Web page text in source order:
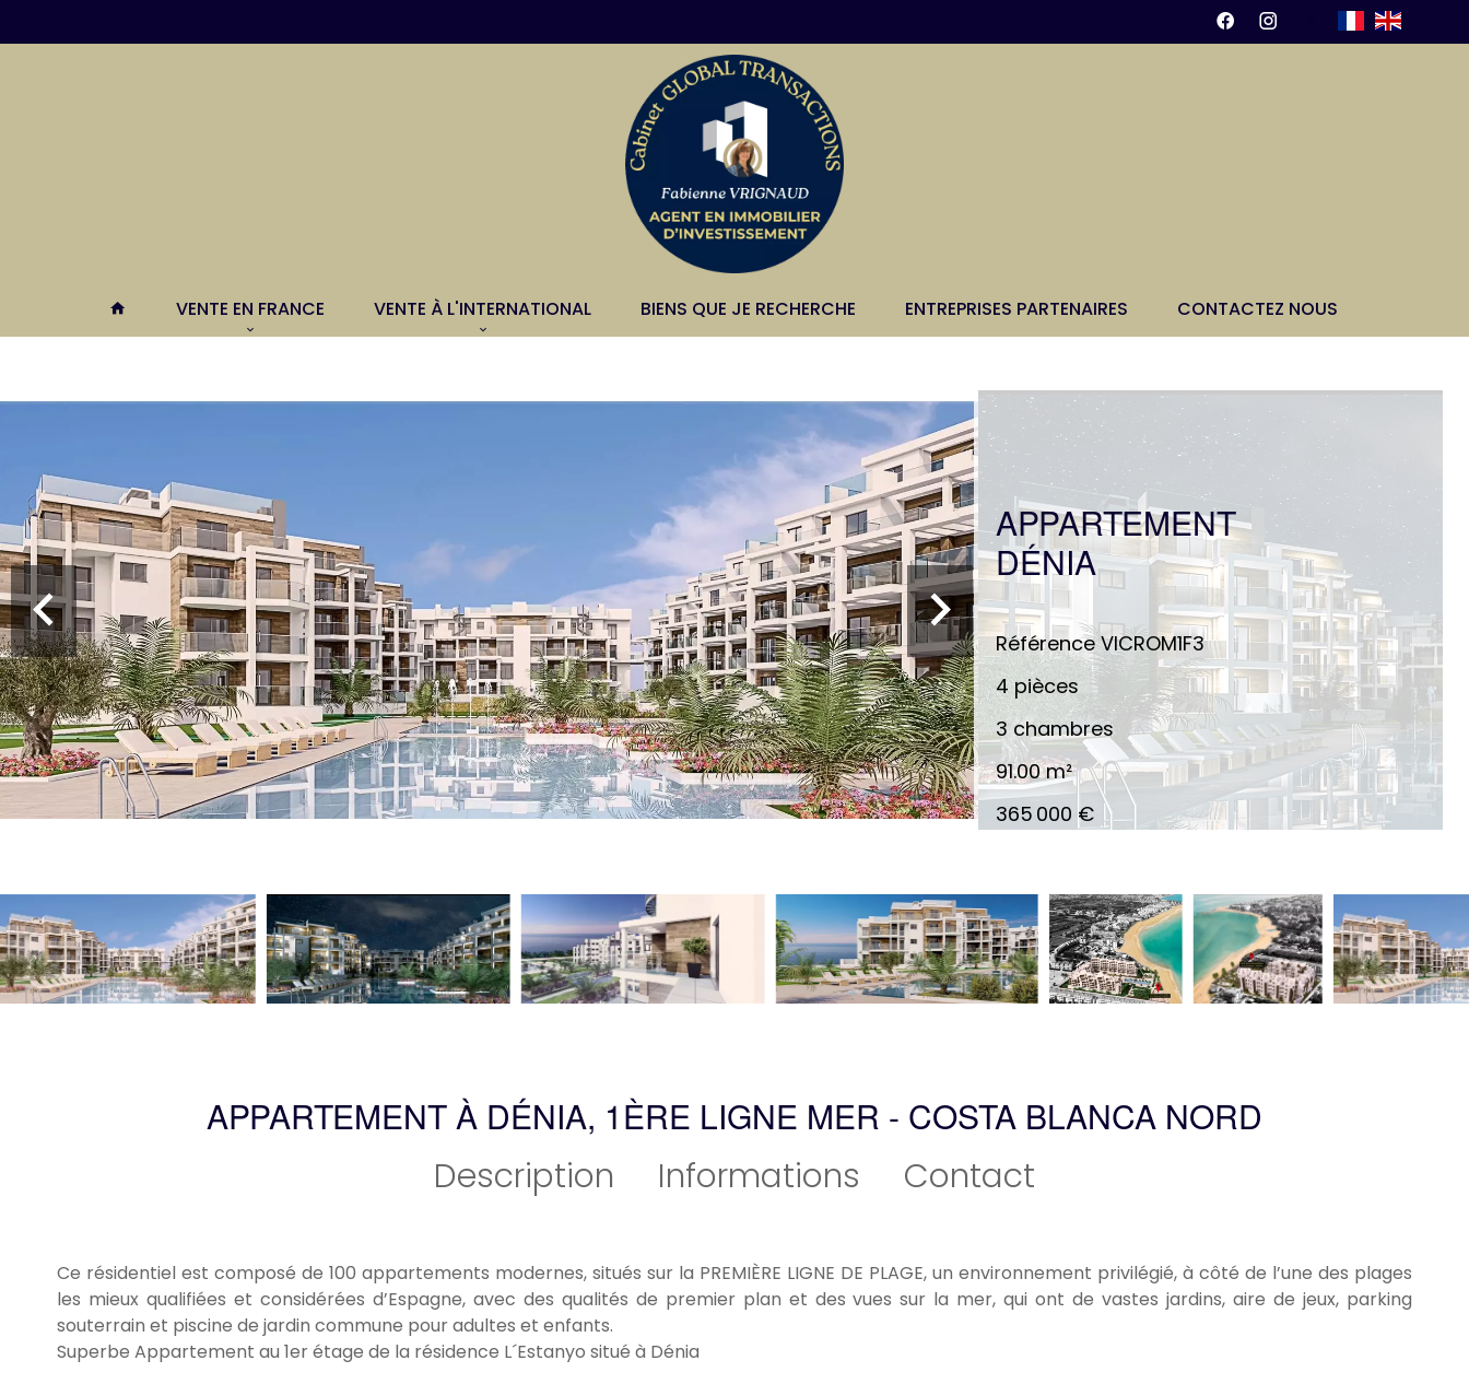
VENTE EN FRANCE VENTE À L'INTERNATIONAL BIENS QUE JE RECHERCHE ENTREPRISES PARTENAIRES CONTACTEZ NOUS
APPARTEMENT
DÉNIA
RéférenceVICROM1F3
4 pièces
3 chambres
91.00m²
365 000 €
APPARTEMENT À DÉNIA, 1ÈRE LIGNE MER - COSTA BLANCA NORD
Description Informations Contact
Ce résidentiel est composé de 100 appartements modernes, situés sur la PREMIÈRE LIGNE DE PLAGE, un environnement privilégié, à côté de l’une des plages
les mieux qualifiées et considérées d’Espagne, avec des qualités de premier plan et des vues sur la mer, qui ont de vastes jardins, aire de jeux, parking
souterrain et piscine de jardin commune pour adultes et enfants.
Superbe Appartement au 1er étage de la résidence L´Estanyo situé à Dénia